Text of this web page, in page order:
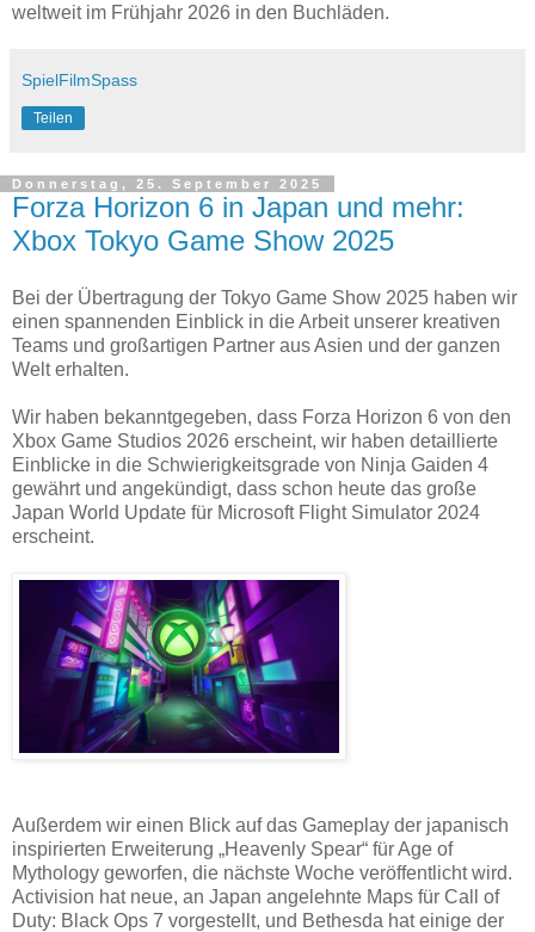
weltweit im Frühjahr 2026 in den Buchläden.
SpielFilmSpass
Teilen
Donnerstag, 25. September 2025
Forza Horizon 6 in Japan und mehr:
Xbox Tokyo Game Show 2025
Bei der Übertragung der Tokyo Game Show 2025 haben wir
einen spannenden Einblick in die Arbeit unserer kreativen
Teams und großartigen Partner aus Asien und der ganzen
Welt erhalten.
Wir haben bekanntgegeben, dass Forza Horizon 6 von den
Xbox Game Studios 2026 erscheint, wir haben detaillierte
Einblicke in die Schwierigkeitsgrade von Ninja Gaiden 4
gewährt und angekündigt, dass schon heute das große
Japan World Update für Microsoft Flight Simulator 2024
erscheint.
Außerdem wir einen Blick auf das Gameplay der japanisch
inspirierten Erweiterung „Heavenly Spear“ für Age of
Mythology geworfen, die nächste Woche veröffentlicht wird.
Activision hat neue, an Japan angelehnte Maps für Call of
Duty: Black Ops 7 vorgestellt, und Bethesda hat einige der